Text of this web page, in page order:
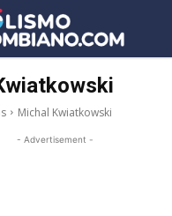
Michal Kwiatkowski
- Advertisement -